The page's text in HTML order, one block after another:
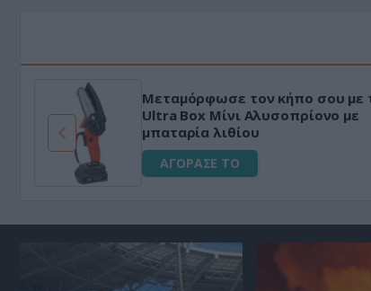
Μεταμόρφωσε τον κήπο σου με
Ultra Box Μίνι Αλυσοπρίονο με
μπαταρία λιθίου
ΑΓΟΡΑΣΕ ΤΟ